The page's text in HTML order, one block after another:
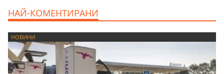
НАЙ-КОМЕНТИРАНИ
НОВИНИ